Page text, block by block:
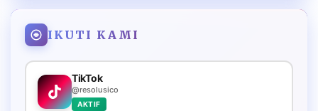
IKUTI KAMI
TikTok
@resolusico
AKTIF